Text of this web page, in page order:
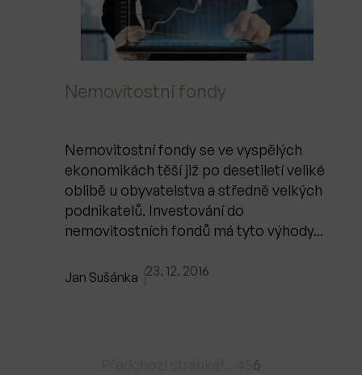
Nemovitostní fondy
Nemovitostní fondy se ve vyspělých
ekonomikách těší již po desetiletí veliké
oblibě u obyvatelstva a středně velkých
podnikatelů. Investování do
nemovitostních fondů má tyto výhody...
Jan Sušánka 23. 12. 2016
6